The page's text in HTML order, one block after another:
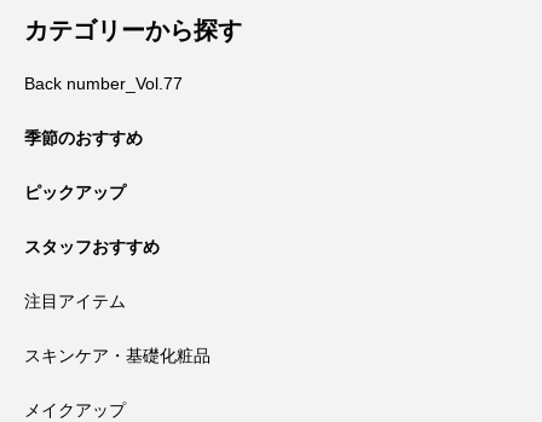
カテゴリーから探す
Back number_Vol.77
季節のおすすめ
ピックアップ
スタッフおすすめ
注目アイテム
スキンケア・基礎化粧品
メイクアップ